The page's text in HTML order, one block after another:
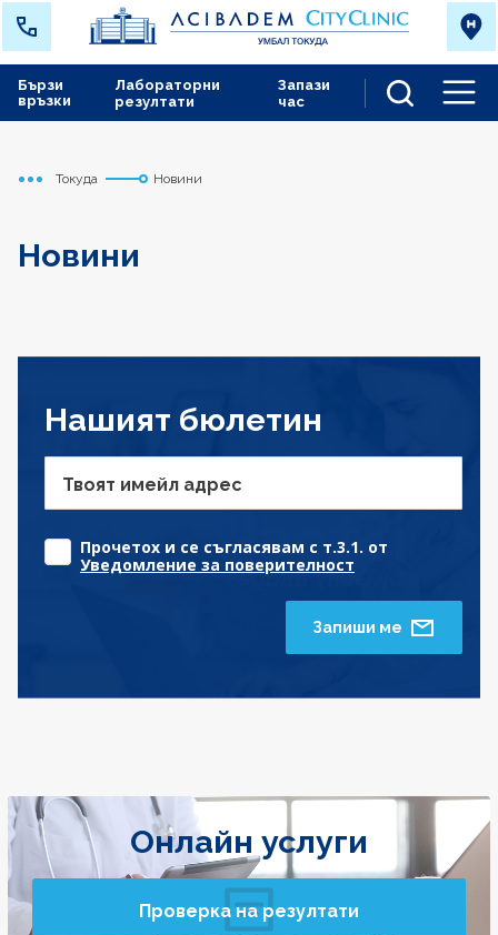
Лабораторни
резултати
Запази
час
Бързи
връзки
Начало
Токуда Новини
Новини
Нашият бюлетин
Твоят имейл адрес
Прочетох и се съгласявам с т.3.1. от
Уведомление за поверителност
Запиши ме
Онлайн услуги
Проверка на резултати